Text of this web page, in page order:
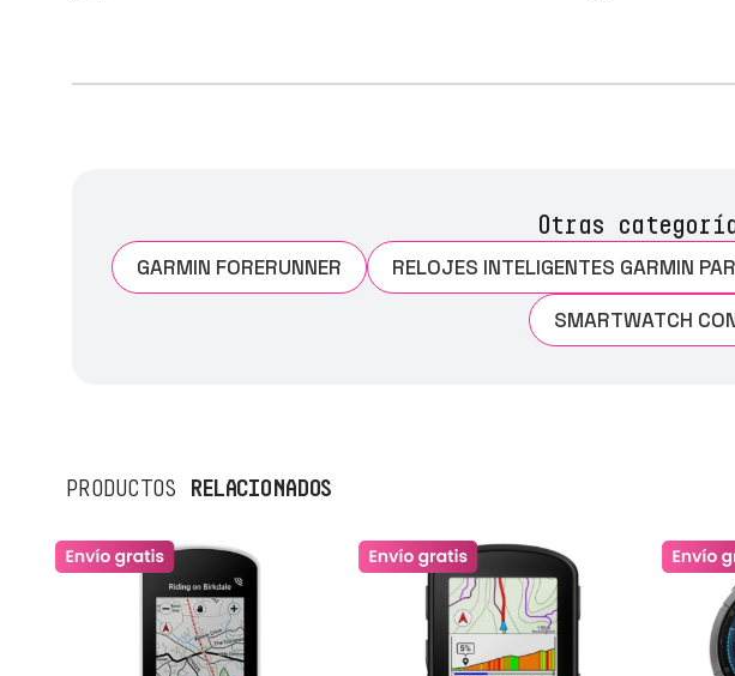
Otras
GARMIN FORERUNNER RELOJES INTELIGENTES GARMIN
SMARTWATCH
PRODUCTOS RELACIONADOS